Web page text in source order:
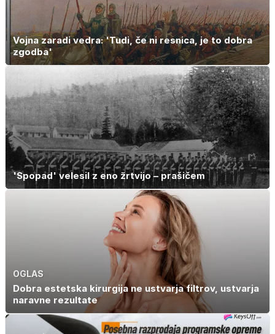
Vojna zaradi vedra: 'Tudi, če ni resnica, je to dobra
zgodba'
'Spopad' velesil z eno žrtvijo – prašičem
OGLAS
Dobra estetska kirurgija ne ustvarja filtrov, ustvarja
naravne rezultate